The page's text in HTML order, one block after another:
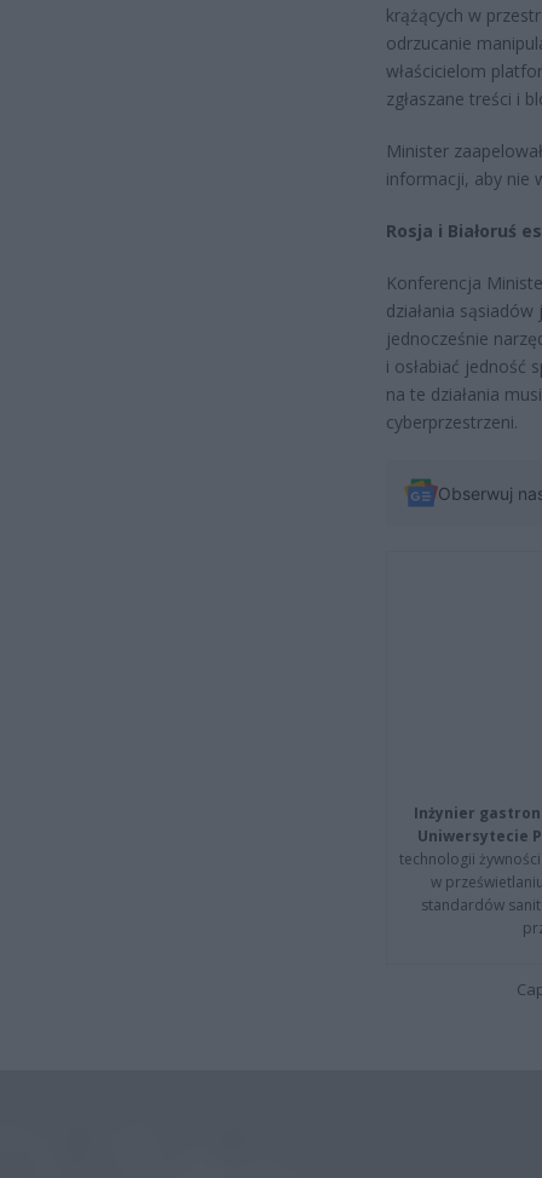
krążących w
odrzucanie
właścicielom
zgłaszane treści i
Minister
informacji, aby nie
Rosja i Białoruś
Konferencja
działania
jednocześnie
i osłabiać jedność
na te działania
cyberprzestrzeni.
Obserwuj
Inżynier
Uniwersytecie
technologii
w
standardów